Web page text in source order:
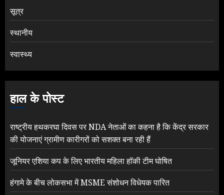
सूत्र
स्थानीय
स्वास्थ्य
हाल के पोस्ट
राष्ट्रीय हथकरघा दिवस पर NDA नेताओं का कहना है कि केंद्र सरकार
की योजनाएं ग्रामीण कारीगरों को सशक्त बना रही हैं
जूनियर एशिया कप के लिए भारतीय महिला हॉकी टीम घोषित
हंगामे के बीच लोकसभा में MSME संशोधन विधेयक पारित